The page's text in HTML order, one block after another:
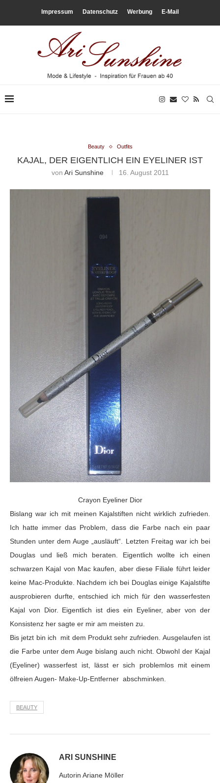
Impressum Datenschutz Werbung E-Mail
Beauty Outfits
KAJAL, DER EIGENTLICH EIN EYELINER IST
von Ari Sunshine 16. August 2011
Crayon Eyeliner Dior
Bislang war ich mit meinen Kajalstiften nicht wirklich zufrieden.
Ich hatte immer das Problem, dass die Farbe nach ein paar
Stunden unter dem Auge „ausläuft“. Letzten Freitag war ich bei
Douglas und ließ mich beraten. Eigentlich wollte ich einen
schwarzen Kajal von Mac kaufen, aber diese Filiale führt leider
keine Mac-Produkte. Nachdem ich bei Douglas einige Kajalstifte
ausprobieren durfte, entschied ich mich für den wasserfesten
Kajal von Dior. Eigentlich ist dies ein Eyeliner, aber von der
Konsistenz her sagte er mir am meisten zu.
Bis jetzt bin ich mit dem Produkt sehr zufrieden. Ausgelaufen ist
die Farbe unter dem Auge bislang auch nicht. Obwohl der Kajal
(Eyeliner) wasserfest ist, lässt er sich problemlos mit einem
ölfreien Augen- Make-Up-Entferner abschminken.
BEAUTY
ARI SUNSHINE
Autorin Ariane Möller